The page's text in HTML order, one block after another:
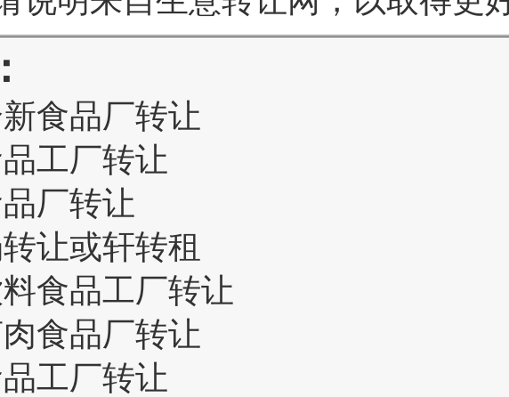
食品厂转让
工厂转让
厂转让
让或轩转租
食品工厂转让
食品厂转让
工厂转让